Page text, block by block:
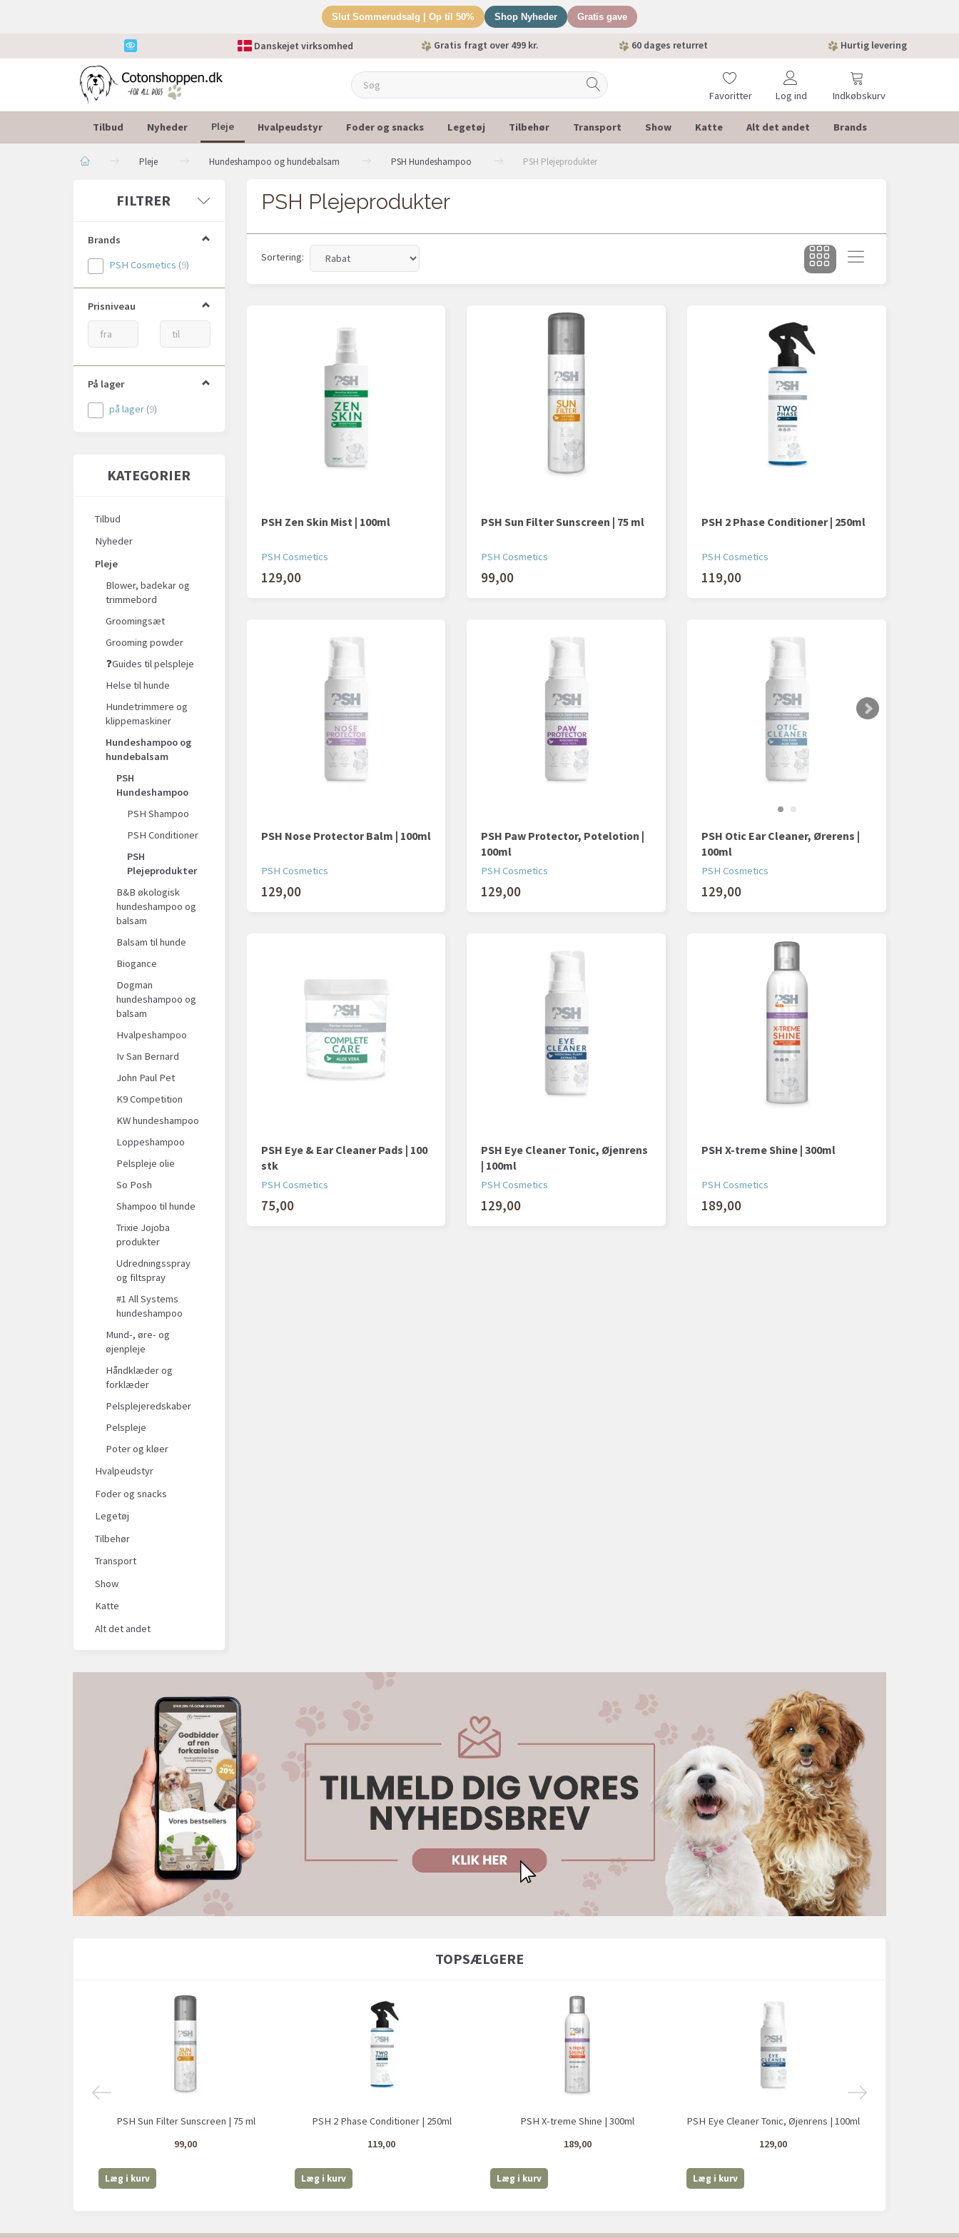
Slut Sommerudsalg | Op til 50% Shop Nyheder Gratis gave
Danskejet virksomhed Gratis fragt over 499 kr. 60 dages returret Hurtig levering
Indkøbskurv
Favoritter Log ind
Tilbud Nyheder Pleje Hvalpeudstyr Foder og snacks Legetøj Tilbehør Transport Show Katte Alt det andet Brands
Pleje Hundeshampoo og hundebalsam PSH Hundeshampoo PSH Plejeprodukter
FILTRER
Brands
PSH Cosmetics (9)
Prisniveau
På lager
på lager(9)
KATEGORIER
Tilbud
Nyheder
Pleje
Blower, badekar og
trimmebord
Groomingsæt
Grooming powder
❓Guides til pelspleje
Helse til hunde
Hundetrimmere og
klippemaskiner
Hundeshampoo og
hundebalsam
PSH
Hundeshampoo
PSH Shampoo
PSH Conditioner
PSH
Plejeprodukter
B&B økologisk
hundeshampoo og
balsam
Balsam til hunde
Biogance
Dogman
hundeshampoo og
balsam
Hvalpeshampoo
Iv San Bernard
John Paul Pet
K9 Competition
KW hundeshampoo
Loppeshampoo
Pelspleje olie
So Posh
Shampoo til hunde
Trixie Jojoba
produkter
Udredningsspray
og filtspray
#1 All Systems
hundeshampoo
Mund-, øre- og
øjenpleje
Håndklæder og
forklæder
Pelsplejeredskaber
Pelspleje
Poter og kløer
Hvalpeudstyr
Foder og snacks
Legetøj
Tilbehør
Transport
Show
Katte
Alt det andet
PSH Plejeprodukter
Sortering:
PSH Zen Skin Mist | 100ml
PSH Cosmetics
129,00
PSH Sun Filter Sunscreen | 75 ml
PSH Cosmetics
99,00
PSH 2 Phase Conditioner | 250ml
PSH Cosmetics
119,00
PSH Nose Protector Balm | 100ml
PSH Cosmetics
129,00
PSH Paw Protector, Potelotion |
100ml
PSH Cosmetics
129,00
PSH Otic Ear Cleaner, Ørerens |
100ml
PSH Cosmetics
129,00
PSH Eye & Ear Cleaner Pads | 100
stk
PSH Cosmetics
75,00
PSH Eye Cleaner Tonic, Øjenrens
| 100ml
PSH Cosmetics
129,00
PSH X-treme Shine | 300ml
PSH Cosmetics
189,00
TOPSÆLGERE
PSH Sun Filter Sunscreen | 75 ml
99,00
Læg i kurv
PSH 2 Phase Conditioner | 250ml
119,00
Læg i kurv
PSH X-treme Shine | 300ml
189,00
Læg i kurv
PSH Eye Cleaner Tonic, Øjenrens | 100ml
129,00
Læg i kurv